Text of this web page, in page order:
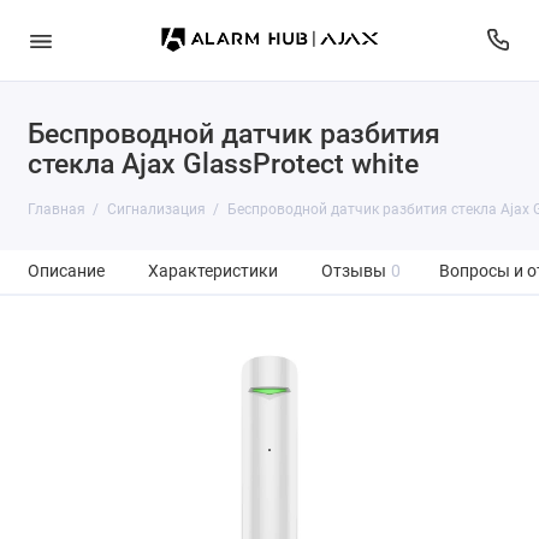
Беспроводной датчик разбития
стекла Ajax GlassProtect white
Главная Сигнализация Беспроводной датчик разбития стекла Ajax
Описание Характеристики Отзывы 0 Вопросы и